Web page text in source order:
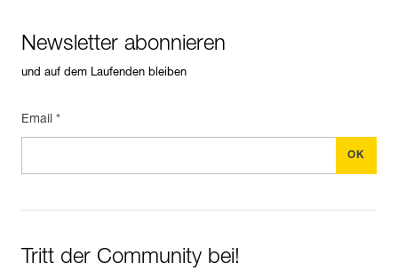
Newsletter abonnieren
und auf dem Laufenden bleiben
Email *
Tritt der Community bei!